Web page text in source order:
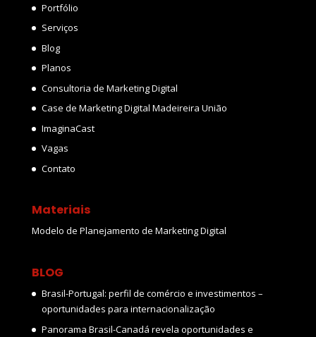
Portfólio
Serviços
Blog
Planos
Consultoria de Marketing Digital
Case de Marketing Digital Madeireira União
ImaginaCast
Vagas
Contato
Materiais
Modelo de Planejamento de Marketing Digital
BLOG
Brasil-Portugal: perfil de comércio e investimentos –
oportunidades para internacionalização
Panorama Brasil-Canadá revela oportunidades e